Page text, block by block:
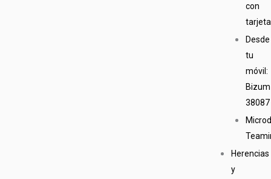
con
tarjeta
Desde
tu
móvil:
Bizum
38087
Herencias
y